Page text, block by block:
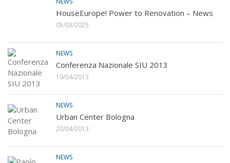
HouseEurope! Power to Renovation – News
05/03/2025
NEWS
Conferenza Nazionale SIU 2013
19/04/2013
NEWS
Urban Center Bologna
20/04/2013
NEWS